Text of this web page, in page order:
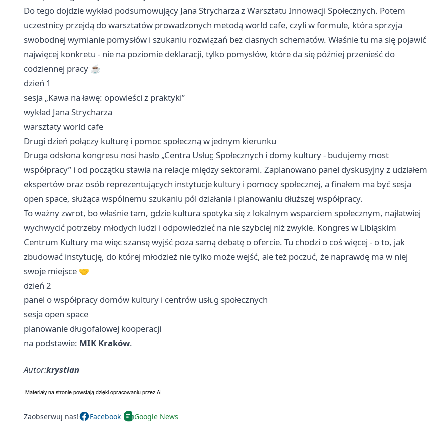
Do tego dojdzie wykład podsumowujący Jana Strycharza z Warsztatu Innowacji Społecznych. Potem
uczestnicy przejdą do warsztatów prowadzonych metodą world cafe, czyli w formule, która sprzyja
swobodnej wymianie pomysłów i szukaniu rozwiązań bez ciasnych schematów. Właśnie tu ma się pojawić
najwięcej konkretu - nie na poziomie deklaracji, tylko pomysłów, które da się później przenieść do
codziennej pracy ☕
dzień 1
sesja „Kawa na ławę: opowieści z praktyki”
wykład Jana Strycharza
warsztaty world cafe
Drugi dzień połączy kulturę i pomoc społeczną w jednym kierunku
Druga odsłona kongresu nosi hasło „Centra Usług Społecznych i domy kultury - budujemy most
współpracy” i od początku stawia na relacje między sektorami. Zaplanowano panel dyskusyjny z udziałem
ekspertów oraz osób reprezentujących instytucje kultury i pomocy społecznej, a finałem ma być sesja
open space, służąca wspólnemu szukaniu pól działania i planowaniu dłuższej współpracy.
To ważny zwrot, bo właśnie tam, gdzie kultura spotyka się z lokalnym wsparciem społecznym, najłatwiej
wychwycić potrzeby młodych ludzi i odpowiedzieć na nie szybciej niż zwykle. Kongres w Libiąskim
Centrum Kultury ma więc szansę wyjść poza samą debatę o ofercie. Tu chodzi o coś więcej - o to, jak
zbudować instytucję, do której młodzież nie tylko może wejść, ale też poczuć, że naprawdę ma w niej
swoje miejsce 🤝
dzień 2
panel o współpracy domów kultury i centrów usług społecznych
sesja open space
planowanie długofalowej kooperacji
na podstawie: MIK Kraków.
Autor:krystian
Zaobserwuj nas! Facebook Google News